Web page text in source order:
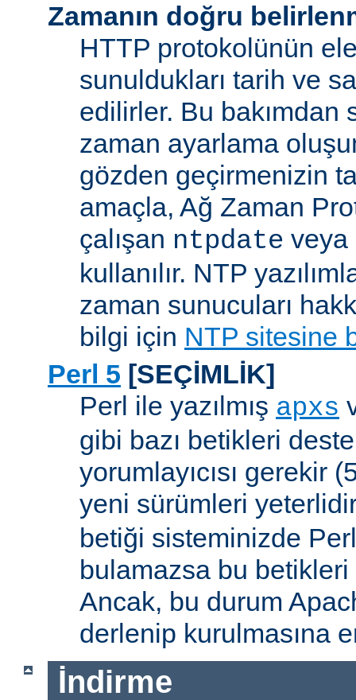
Zamanın doğru
HTTP protokolünün
sunuldukları tarih ve
edilirler. Bu bakımdan
zaman ayarlama
gözden geçirmenizin
amaçla, Ağ Zaman
çalışan ntpdate veya
kullanılır. NTP
zaman sunucuları
bilgi için NTP sitesine
Perl 5 [SEÇİMLİK]
Perl ile yazılmış apxs
gibi bazı betikleri
yorumlayıcısı gerekir
yeni sürümleri
betiği sisteminizde Perl
bulamazsa bu betikleri
Ancak, bu durum
derlenip kurulmasına
İndirme